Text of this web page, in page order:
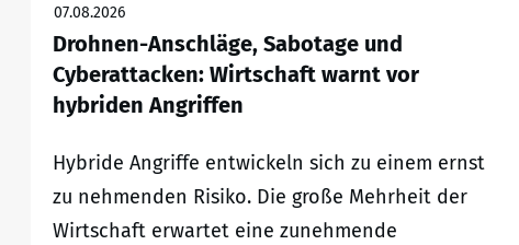
07.08.2026
Drohnen-Anschläge, Sabotage und
Cyberattacken: Wirtschaft warnt vor
hybriden Angriffen
Hybride Angriffe entwickeln sich zu einem ernst
zu nehmenden Risiko. Die große Mehrheit der
Wirtschaft erwartet eine zunehmende